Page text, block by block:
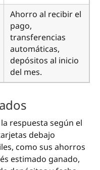
Ahorro al recibir el
pago,
transferencias
automáticas,
depósitos al inicio
del mes.
respuesta según el
debajo
como sus ahorros
estimado ganado,